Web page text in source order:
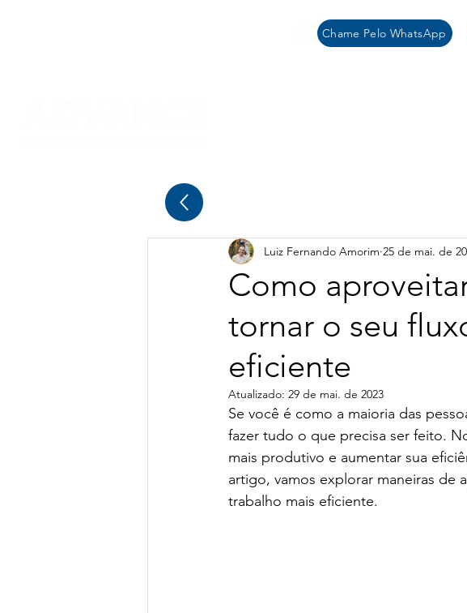
Chame Pelo WhatsApp
Como
tornar o seu
eficiente
Luiz Fernando Amorim 25 de mai. de
Atualizado: 29 de mai. de 2023
Se você é como a maioria das
fazer tudo o que precisa ser feito.
mais produtivo e aumentar sua
artigo, vamos explorar maneiras de
trabalho mais eficiente.